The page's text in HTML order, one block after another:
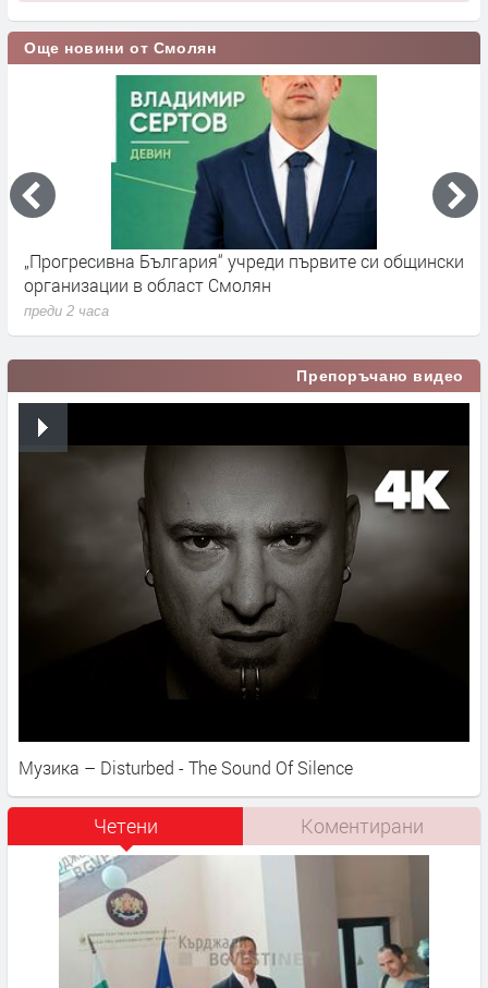
Още новини от Смолян
„Прогресивна България“ учреди първите си общински
организации в област Смолян
преди 2 часа
Препоръчано видео
Музика – Disturbed - The Sound Of Silence
Четени Коментирани